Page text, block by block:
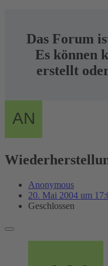
Das Forum
Es können
erstellt
Anonymous
20. Mai 2004 um
Geschlossen